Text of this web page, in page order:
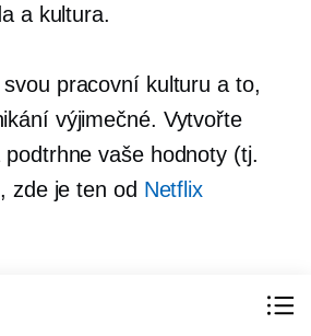
a kultura.
pracovní kulturu a to,
výjimečné. Vytvořte
vaše hodnoty (tj.
zde je ten od Netflix
a výhody, které přináší.